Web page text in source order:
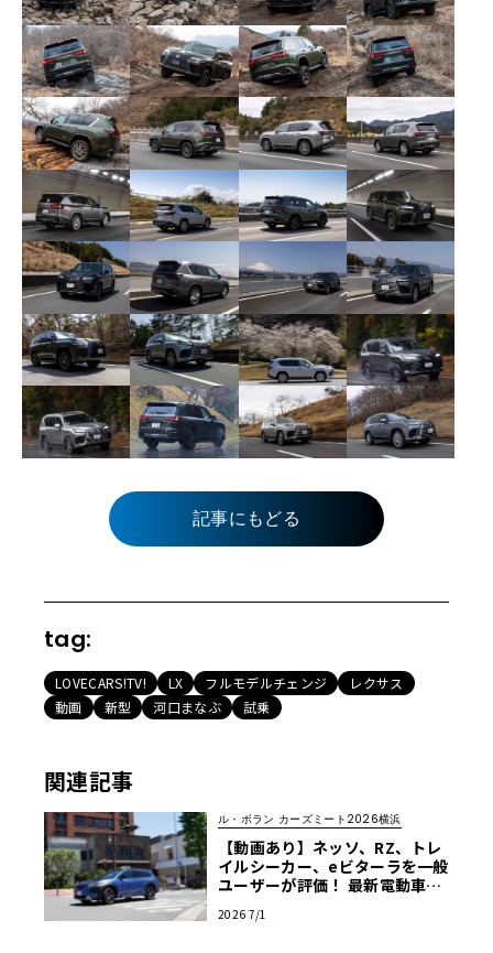
記事にもどる
tag:
LOVECARS!TV! LX フルモデルチェンジ
レクサス
動画
新型 河口まなぶ 試乗
関連記事
ル・ボラン カーズミート2026横浜
【動画あり】ネッソ、RZ、トレ
イルシーカー、eビターラを一般
ユーザーが評価！ 最新電動車体
ーズミート2026横浜】
2026 7/1